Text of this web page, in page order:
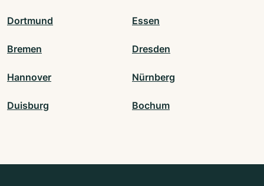
Dortmund Essen
Bremen Dresden
Hannover Nürnberg
Duisburg Bochum